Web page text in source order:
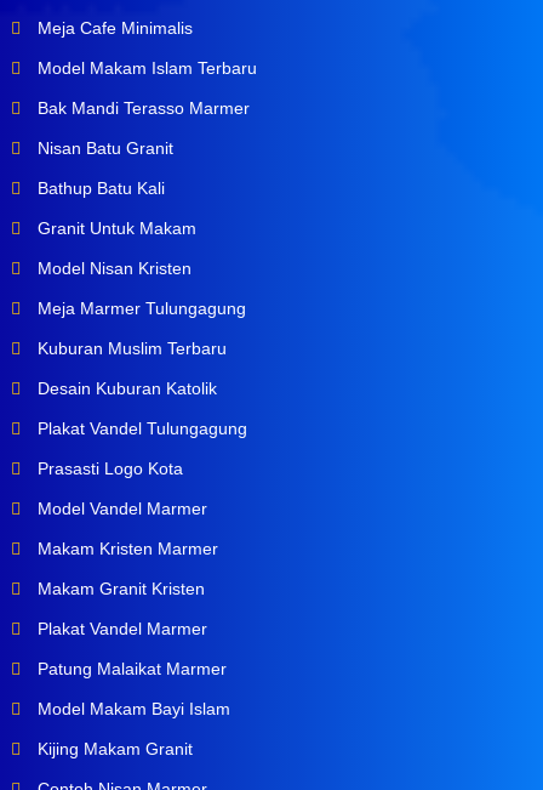
Meja Cafe Minimalis
Model Makam Islam Terbaru
Bak Mandi Terasso Marmer
Nisan Batu Granit
Bathup Batu Kali
Granit Untuk Makam
Model Nisan Kristen
Meja Marmer Tulungagung
Kuburan Muslim Terbaru
Desain Kuburan Katolik
Plakat Vandel Tulungagung
Prasasti Logo Kota
Model Vandel Marmer
Makam Kristen Marmer
Makam Granit Kristen
Plakat Vandel Marmer
Patung Malaikat Marmer
Model Makam Bayi Islam
Kijing Makam Granit